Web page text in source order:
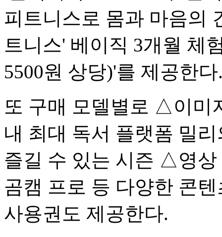
피트니스로 몸과 마음의
트니스' 베이직 3개월 체
5500원 상당)'를 제공한다
또 구매 모델별로 △이미
내 최대 독서 플랫폼 밀
즐길 수 있는 시즌 △영상
곰캠 프로 등 다양한 콘
사용권도 제공한다.